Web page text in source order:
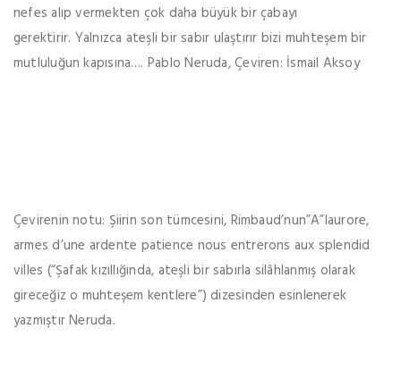
nefes alıp vermekten çok daha büyük bir çabayı
gerektirir. Yalnızca ateşli bir sabır ulaştırır bizi muhteşem bir
mutluluğun kapısına…. Pablo Neruda, Çeviren: İsmail Aksoy
Çevirenin notu: Şiirin son tümcesini, Rimbaud’nun”A”laurore,
armes d’une ardente patience nous entrerons aux splendid
villes (“Şafak kızıllığında, ateşli bir sabırla silâhlanmış olarak
gireceğiz o muhteşem kentlere”) dizesinden esinlenerek
yazmıştır Neruda.